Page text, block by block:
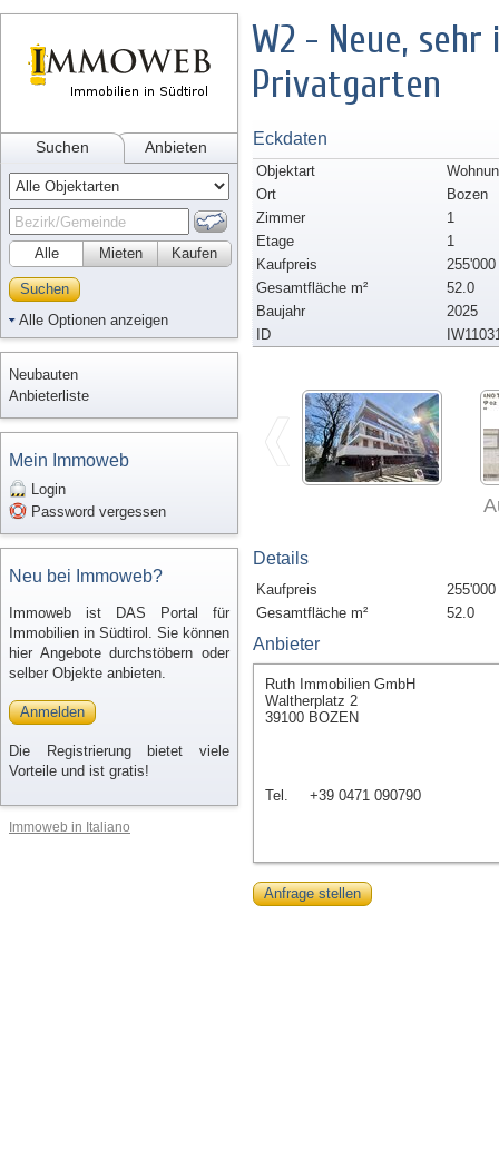
Suchen Anbieten
Alle Kaufen
Mieten
Suchen
Alle Optionen anzeigen
Neubauten
Anbieterliste
Mein Immoweb
Login
Password vergessen
Neu bei Immoweb?
Immoweb ist DAS Portal für
Immobilien in Südtirol. Sie können
hier Angebote durchstöbern oder
selber Objekte anbieten.
Anmelden
Die Registrierung bietet viele
Vorteile und ist gratis!
Immoweb in Italiano
W2 - Neue,
Privatgarten
Eckdaten
Objektart
Ort
Bozen
Zimmer
1
Etage
1
Kaufpreis
255'000
Gesamtfläche m²
52.0
Baujahr
2025
ID
Details
Kaufpreis
255'000
Gesamtfläche m²
52.0
Anbieter
Ruth Immobilien GmbH
Waltherplatz 2
39100 BOZEN
Tel. +39 0471 090790
Anfrage stellen